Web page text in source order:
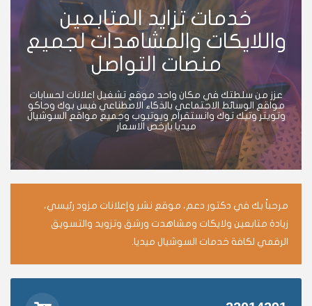
خدمات تزايد المتابعين
واللايكات والمشاهدات لجميع
منصات التواصل
عزز من سلطتك في مكان واحد موقع تشغيل اعلانات لحسابات
مواقع الوسائط الاجتماعي بالذكاء الاصطناعي فيس بوك وجاكو
وتويتر وتيك توك وانستقرام ويوتيوب وجميع مواقع السوشيال
ميديا بارخص الاسعار
مرحباً بك في دكتور دعم، موقع نشر وإعلانات مزود رئيسي،
زيادة متابعين ولايكات ومشاهدت ورشق وتزويد والتسويق
الرقمي لكافة خدمات السوشيال ميديا.